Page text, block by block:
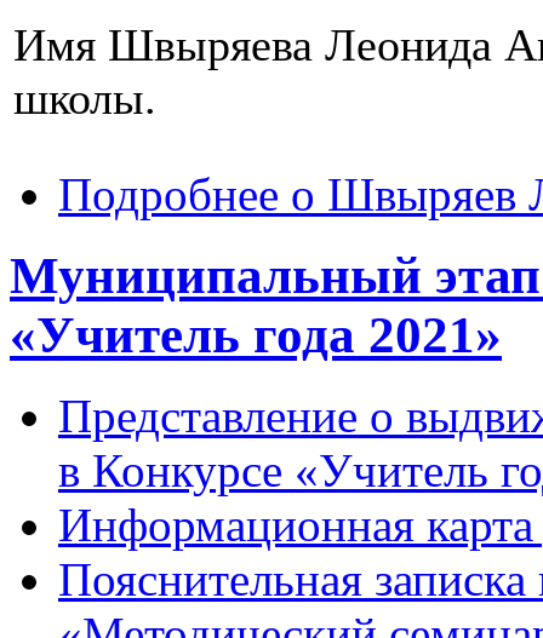
Имя Швыряева Леонида
школы.
Подробнее о Швыряев
Муниципальный этап
«Учитель года 2021»
Представление о
в Конкурсе «Учитель
Информационная карта
Пояснительная